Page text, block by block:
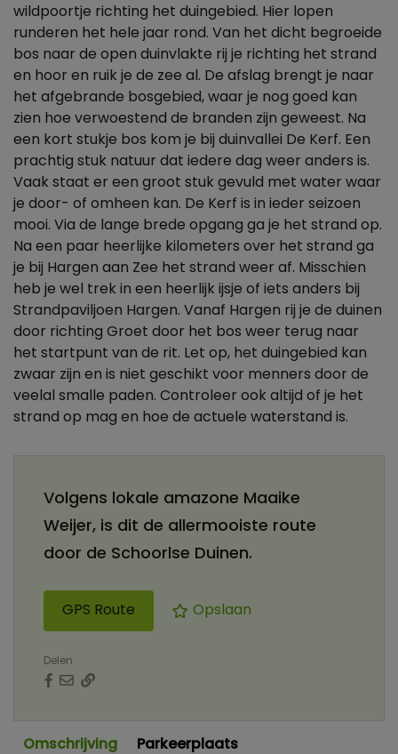
wildpoortje richting het duingebied. Hier lopen
runderen het hele jaar rond. Van het dicht begroeide
bos naar de open duinvlakte rij je richting het strand
en hoor en ruik je de zee al. De afslag brengt je naar
het afgebrande bosgebied, waar je nog goed kan
zien hoe verwoestend de branden zijn geweest. Na
een kort stukje bos kom je bij duinvallei De Kerf. Een
prachtig stuk natuur dat iedere dag weer anders is.
Vaak staat er een groot stuk gevuld met water waar
je door- of omheen kan. De Kerf is in ieder seizoen
mooi. Via de lange brede opgang ga je het strand op.
Na een paar heerlijke kilometers over het strand ga
je bij Hargen aan Zee het strand weer af. Misschien
heb je wel trek in een heerlijk ijsje of iets anders bij
Strandpaviljoen Hargen. Vanaf Hargen rij je de duinen
door richting Groet door het bos weer terug naar
het startpunt van de rit. Let op, het duingebied kan
zwaar zijn en is niet geschikt voor menners door de
veelal smalle paden. Controleer ook altijd of je het
strand op mag en hoe de actuele waterstand is.
Volgens lokale amazone Maaike
Weijer, is dit de allermooiste route
door de Schoorlse Duinen.
GPS Route Opslaan
Delen
Omschrijving Parkeerplaats